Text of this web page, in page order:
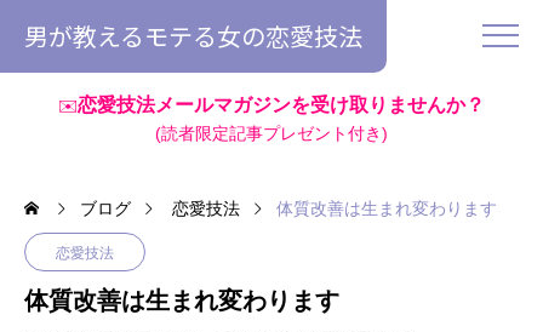
男が教えるモテる女の恋愛技法
✉️恋愛技法メールマガジンを受け取りませんか？
(読者限定記事プレゼント付き)
ブログ 恋愛技法 体質改善は生まれ変わります
恋愛技法
体質改善は生まれ変わります